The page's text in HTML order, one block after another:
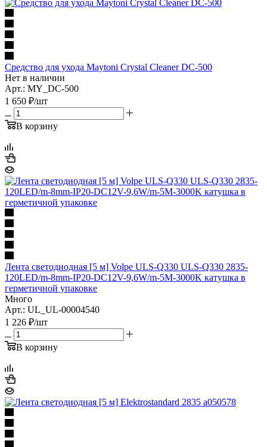
Средство для ухода Maytoni Crystal Cleaner DC-500
Нет в наличии
Арт.: MY_DC-500
1 650 ₽/шт
В корзину
Лента светодиодная [5 м] Volpe ULS-Q330 ULS-Q330 2835-
120LED/m-8mm-IP20-DC12V-9,6W/m-5M-3000K катушка в
герметичной упаковке
Много
Арт.: UL_UL-00004540
1 226 ₽/шт
В корзину